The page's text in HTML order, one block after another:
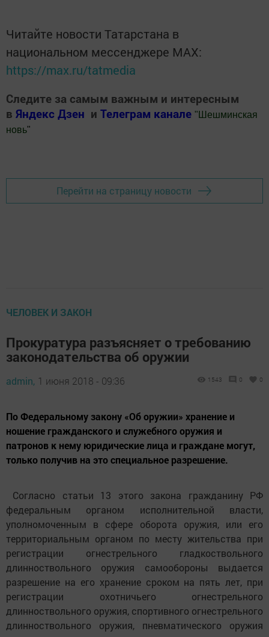
Читайте новости Татарстана в
национальном мессенджере MАХ:
https://max.ru/tatmedia
Следите за самым важным и интересным
в Яндекс Дзен и Телеграм канале " Шешминская
новь"
Перейти на страницу новости
ЧЕЛОВЕК И ЗАКОН
Прокуратура разъясняет о требованию
законодательства об оружии
admin, 1 июня 2018 - 09:36 1543 0 0
По Федеральному закону «Об оружии» хранение и
ношение гражданского и служебного оружия и
патронов к нему юридические лица и граждане могут,
только получив на это специальное разрешение.
Согласно статьи 13 этого закона гражданину РФ
федеральным органом исполнительной власти,
уполномоченным в сфере оборота оружия, или его
территориальным органом по месту жительства при
регистрации огнестрельного гладкоствольного
длинноствольного оружия самообороны выдается
разрешение на его хранение сроком на пять лет, при
регистрации охотничьего огнестрельного
длинноствольного оружия, спортивного огнестрельного
длинноствольного оружия, пневматического оружия